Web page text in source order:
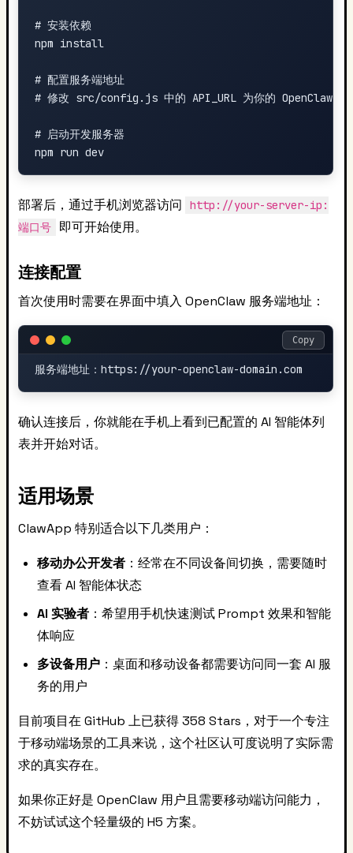
# 安装依赖
npm install
# 配置服务端地址
# 修改 src/config.js 中的 API_URL 为你的 OpenClaw 服
# 启动开发服务器
部署后，通过手机浏览器访问
http://your-server-ip:
端口号
即可开始使用。
连接配置
首次使用时需要在界面中填入 OpenClaw 服务端地址：
Copy
确认连接后，你就能在手机上看到已配置的 AI 智能体列
表并开始对话。
适用场景
ClawApp 特别适合以下几类用户：
移动办公开发者 ：经常在不同设备间切换，需要随时
查看 AI 智能体状态
AI 实验者 ：希望用手机快速测试 Prompt 效果和智能
体响应
多设备用户 ：桌面和移动设备都需要访问同一套 AI 服
务的用户
目前项目在 GitHub 上已获得 358 Stars，对于一个专注
于移动端场景的工具来说，这个社区认可度说明了实际需
求的真实存在。
如果你正好是 OpenClaw 用户且需要移动端访问能力，
不妨试试这个轻量级的 H5 方案。